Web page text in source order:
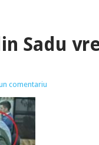
Sadu
comentariu